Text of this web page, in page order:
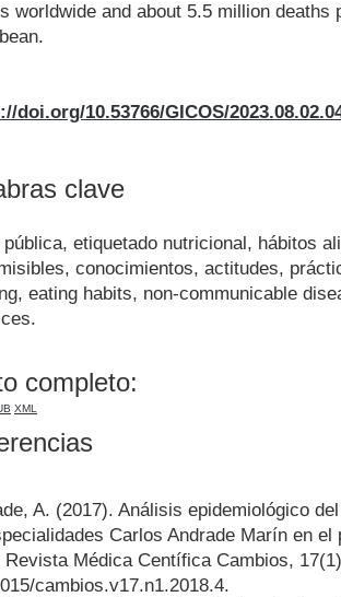
worldwide and about 5.5 million deaths
doi.org/10.53766/GICOS/
clave
etiquetado nutricional, hábitos
conocimientos, actitudes,
eating habits, non-communicable
completo:
XML
A. (2017). Análisis epidemiológico
Carlos Andrade Marín en
Revista Médica Centífica Cambios,
cambios.v17.n1.2018.4.